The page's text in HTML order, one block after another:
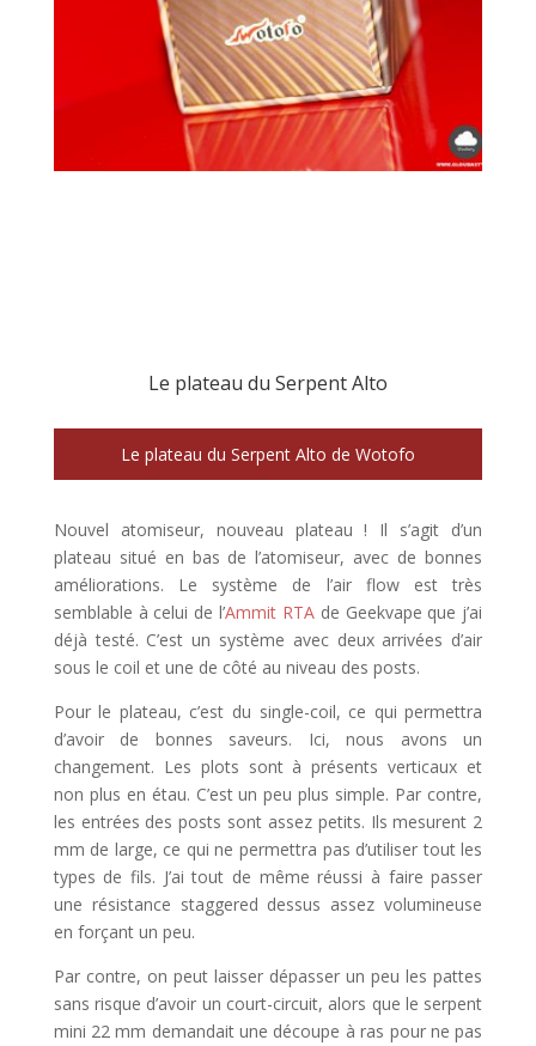
Le plateau du Serpent Alto
Le plateau du Serpent Alto de Wotofo
Nouvel atomiseur, nouveau plateau ! Il s’agit d’un
plateau situé en bas de l’atomiseur, avec de bonnes
améliorations. Le système de l’air flow est très
semblable à celui de l’Ammit RTAde Geekvape que j’ai
déjà testé. C’est un système avec deux arrivées d’air
sous le coil et une de côté au niveau des posts.
Pour le plateau, c’est du single-coil, ce qui permettra
d’avoir de bonnes saveurs. Ici, nous avons un
changement. Les plots sont à présents verticaux et
non plus en étau. C’est un peu plus simple. Par contre,
les entrées des posts sont assez petits. Ils mesurent 2
mm de large, ce qui ne permettra pas d’utiliser tout les
types de fils. J’ai tout de même réussi à faire passer
une résistance staggered dessus assez volumineuse
en forçant un peu.
Par contre, on peut laisser dépasser un peu les pattes
sans risque d’avoir un court-circuit, alors que le serpent
mini 22 mm demandait une découpe à ras pour ne pas